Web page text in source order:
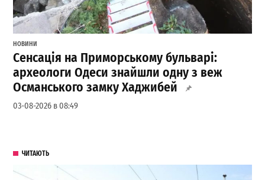
НОВИНИ
Сенсація на Приморському бульварі:
археологи Одеси знайшли одну з веж
Османського замку Хаджибей
03-08-2026 в 08:49
ЧИТАЮТЬ